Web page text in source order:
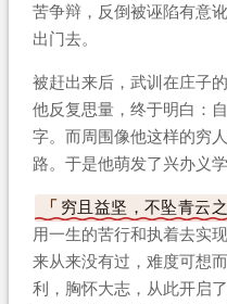
苦争辩，反倒被诬陷有意
出门去。
被赶出来后，武训在庄子
他反复思量，终于明白：
字。而周围像他这样的穷
路。于是他萌发了兴办义学
穷且益坚，不坠青云
用一生的苦行和执着去实
来从来没有过，难度可想
利，胸怀大志，从此开启